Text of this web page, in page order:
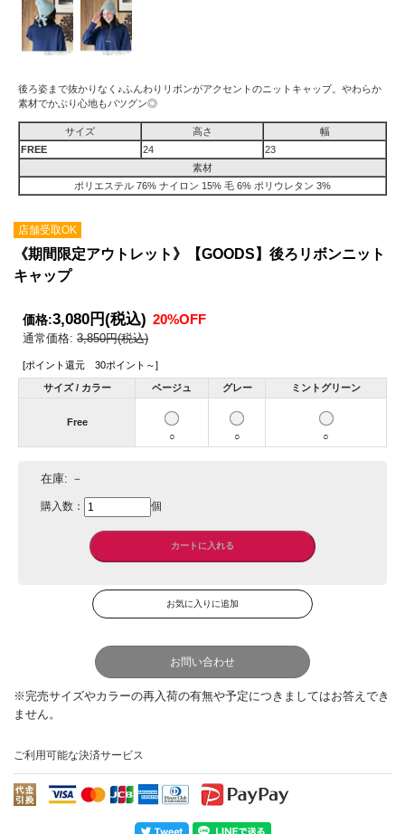
後ろ姿まで抜かりなく♪ふんわりリボンがアクセントのニットキャップ。やわらか
素材でかぶり心地もバツグン◎
サイズ 高さ
幅
FREE
24
23
素材
ポリエステル 76% ナイロン 15% 毛 6% ポリウレタン 3%
店舗受取OK
《期間限定アウトレット》【GOODS】後ろリボンニット
キャップ
価格:3,080円(税込) 20%OFF
通常価格: 3,850円(税込)
[ポイント還元 30ポイント～]
サイズ / カラー ベージュ グレー ミントグリーン
Free
○
○ ○
在庫: －
購入数： 個
お問い合わせ
ご利用可能な決済サービス